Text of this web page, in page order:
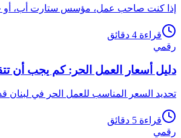
إذا كنت صاحب عمل، مؤسس ستارت أب، أو
قراءة 4 دقائق
رقمي
دليل أسعار العمل الحر: كم يجب أن
تحديد السعر المناسب للعمل الحر في لبنان
قراءة 5 دقائق
رقمي